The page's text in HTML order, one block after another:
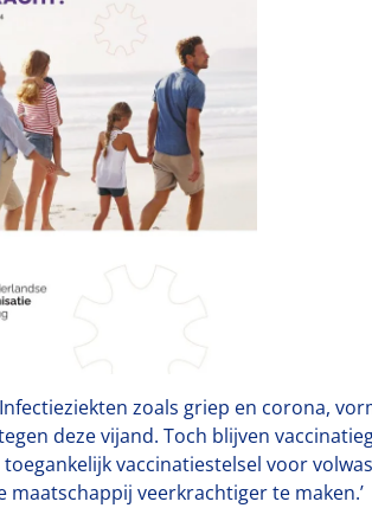
zoals griep en corona,
deze vijand. Toch blijven
vaccinatiestelsel voor
maatschappij veerkrachtiger te maken.’